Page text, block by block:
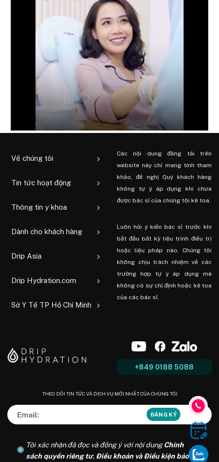
Về chúng tôi
Tin tức hoạt động
Thông tin y khoa
Dành cho khách hàng
Drip Asia
Drip Hydration.com
Sở Y Tế TP Hồ Chí Minh
Các nội dung đăng tải trên
website này chỉ mang tính tham
khảo, đề nghị Quý khách hàng
không tự ý áp dụng khi chưa
được bác sĩ của chúng tôi kê toa.
Luôn hỏi ý kiến ​​bác sĩ trước khi
bắt đầu bất kỳ liệu trình điều trị
hoặc liệu pháp nào. Chúng tôi
không chịu trách nhiệm về các
trường hợp tự ý áp dụng mà
không có sự chỉ định hoặc kê toa
của các bác sĩ.
+849 0188 5088
THEO DÕI TIN TỨC VÀ DỊCH VỤ MỚI NHẤT CỦA CHÚNG TÔI
Tôi xác nhận đã đọc và đồng ý với nội dungChính
sách quyền riêng tư, Điều khoản và Điều kiện bảo